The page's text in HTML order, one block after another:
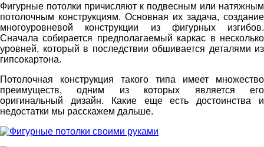
Фигурные потолки причисляют к подвесным или натяжным
потолочным конструкциям. Основная их задача, создание
многоуровневой конструкции из фигурных изгибов.
Сначала собирается предполагаемый каркас в несколько
уровней, который в последствии обшивается деталями из
гипсокартона.
Потолочная конструкция такого типа имеет множество
преимуществ, одним из которых является его
оригинальный дизайн. Какие еще есть достоинства и
недостатки мы расскажем дальше.